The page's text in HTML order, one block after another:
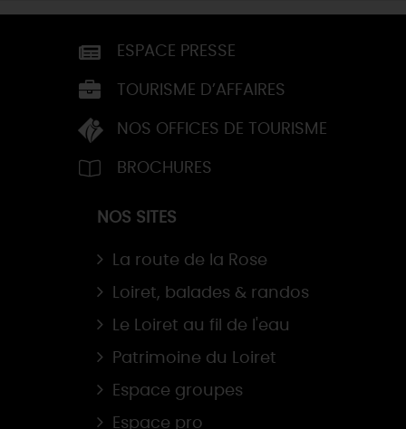
ESPACE PRESSE
TOURISME D’AFFAIRES
NOS OFFICES DE TOURISME
BROCHURES
NOS SITES
La route de la Rose
Loiret, balades & randos
Le Loiret au fil de l'eau
Patrimoine du Loiret
Espace groupes
Espace pro